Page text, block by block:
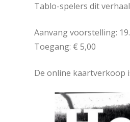
Tablo-spelers dit
Aanvang voorstelling:
Toegang: € 5,00
De online kaartverkoop